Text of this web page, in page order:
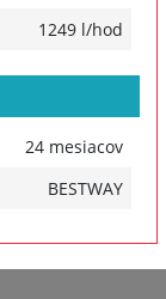
1249 l/hod
24 mesiacov
BESTWAY